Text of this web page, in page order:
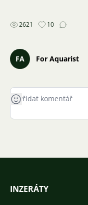
2621 10
FA For Aquarist
INZERÁTY